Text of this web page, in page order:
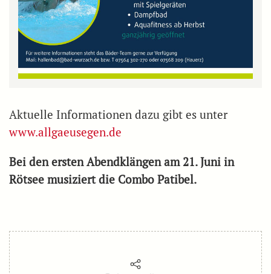
Aktuelle Informationen dazu gibt es unter
www.allgaeusegen.de
Bei den ersten Abendklängen am 21. Juni in
Rötsee musiziert die Combo Patibel.